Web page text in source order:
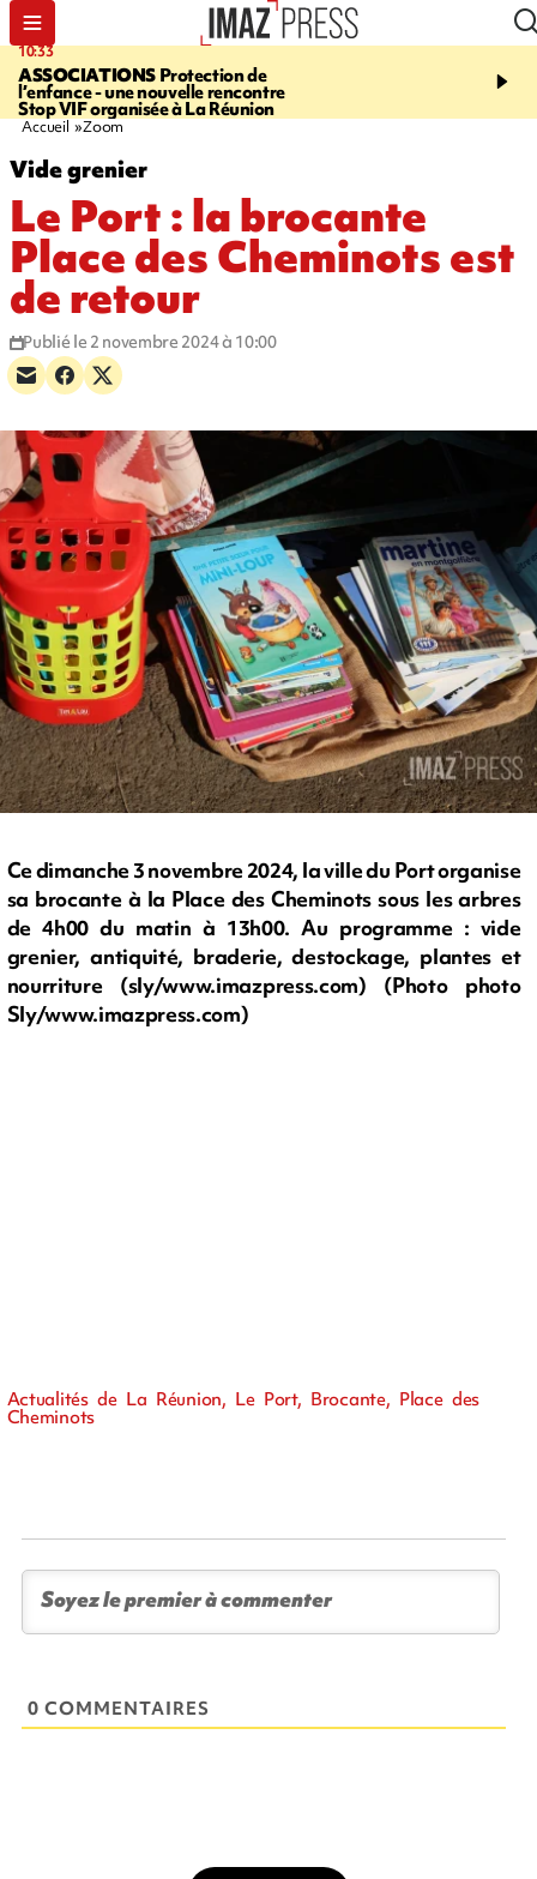
10:33
ASSOCIATIONSProtection de
l’enfance - une nouvelle rencontre
Stop VIF organisée à La Réunion
15:03
Vaste feu
l'ouest du pays, 20.000
Accueil Zoom
Vide grenier
Le Port : la brocante
Place des Cheminots est
de retour
Publié le 2 novembre 2024 à 10:00
Ce dimanche 3 novembre 2024, la ville du Port organise
sa brocante à la Place des Cheminots sous les arbres
de 4h00 du matin à 13h00. Au programme : vide
grenier, antiquité, braderie, destockage, plantes et
nourriture (sly/www.imazpress.com) (Photo photo
Sly/www.imazpress.com)
Actualités de La Réunion, Le Port, Brocante, Place des
Cheminots
0 COMMENTAIRES